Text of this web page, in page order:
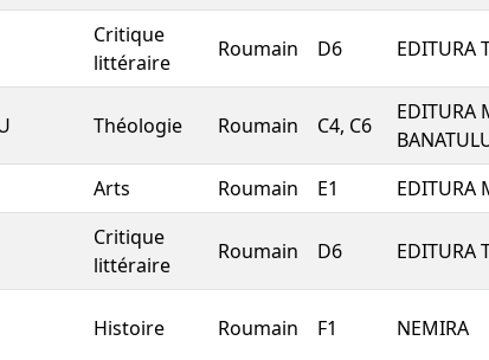
Critique
littéraire
Roumain D6 EDITURA
Théologie Roumain C4, C6
EDITURA
Arts Roumain E1 EDITURA
Critique
littéraire
Roumain D6 EDITURA
Histoire Roumain F1 NEMIRA